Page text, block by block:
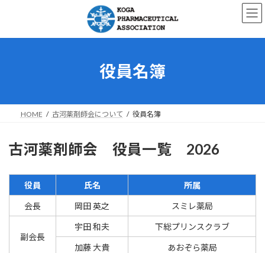
ン
ー
役員名簿
HOME 古河薬剤師会について 役員名簿
古河薬剤師会 役員一覧 2026
役員 氏名 所属
会長 岡田 英之 スミレ薬局
副会長
宇田 和夫 下総プリンスクラブ
加藤 大貴 あおぞら薬局